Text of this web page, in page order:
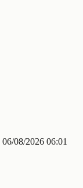
06/08/2026 06:01